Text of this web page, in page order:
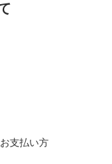
支払い方